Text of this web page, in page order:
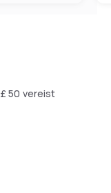
£ 50 vereist